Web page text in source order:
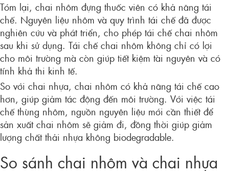
Tóm lại, chai nhôm đựng thuốc viên có khả năng tái
chế. Nguyên liệu nhôm và quy trình tái chế đã được
nghiên cứu và phát triển, cho phép tái chế chai nhôm
sau khi sử dụng. Tái chế chai nhôm không chỉ có lợi
cho môi trường mà còn giúp tiết kiệm tài nguyên và có
tính khả thi kinh tế.
So với chai nhựa, chai nhôm có khả năng tái chế cao
hơn, giúp giảm tác động đến môi trường. Với việc tái
chế thùng nhôm, nguồn nguyên liệu mới cần thiết để
sản xuất chai nhôm sẽ giảm đi, đồng thời giúp giảm
lượng chất thải nhựa không biodegradable.
So sánh chai nhôm và chai nhựa